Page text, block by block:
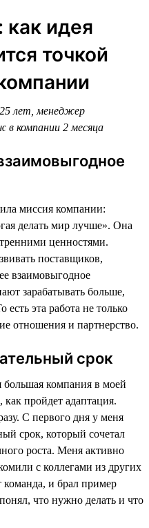
как идея
точкой
лет, менеджер
компании 2 месяца
миссия компании:
делать мир лучше». Она
ценностями.
поставщиков,
взаимовыгодное
зарабатывать больше,
эта работа не только
отношения и партнерство.
срок
компания в моей
как пройдет адаптация.
С первого дня у меня
срок, который сочетал
роста. Меня активно
с коллегами из других
команда, и брал пример
что нужно делать и что